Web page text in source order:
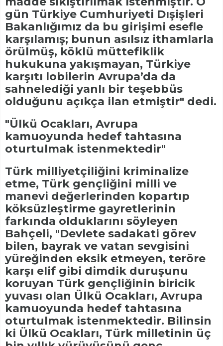
gün Türkiye Cumhuriyeti Dışişleri
Bakanlığımız da bu girişimi esefle
karşılamış; bunun asılsız ithamlarla
örülmüş, köklü müttefiklik
hukukuna yakışmayan, Türkiye
karşıtı lobilerin Avrupa’da da
sahnelediği yanlı bir teşebbüs
olduğunu açıkça ilan etmiştir" dedi.
"Ülkü Ocakları, Avrupa
kamuoyunda hedef tahtasına
oturtulmak istenmektedir"
Türk milliyetçiliğini kriminalize
etme, Türk gençliğini milli ve
manevi değerlerinden kopartıp
köksüzleştirme gayretlerinin
farkında olduklarını söyleyen
Bahçeli, "Devlete sadakati görev
bilen, bayrak ve vatan sevgisini
yüreğinden eksik etmeyen, teröre
karşı elif gibi dimdik duruşunu
koruyan Türk gençliğinin biricik
yuvası olan Ülkü Ocakları, Avrupa
kamuoyunda hedef tahtasına
oturtulmak istenmektedir. Bilinsin
ki Ülkü Ocakları, Türk milletinin üç